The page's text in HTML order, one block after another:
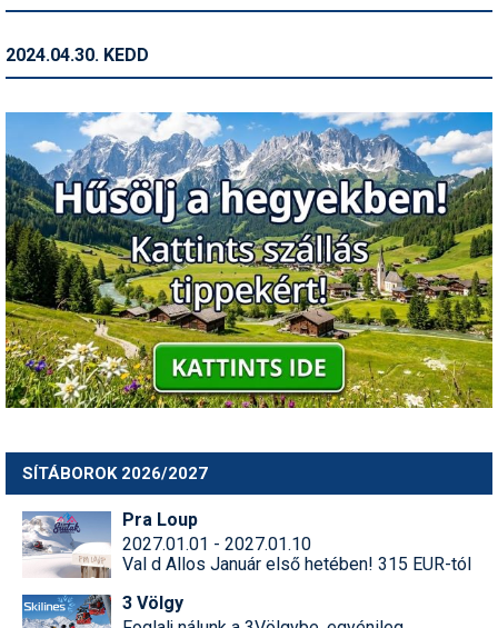
2024.04.30. KEDD
SÍTÁBOROK 2026/2027
Pra Loup
2027.01.01 - 2027.01.10
Val d Allos Január első hetében! 315 EUR-tól
3 Völgy